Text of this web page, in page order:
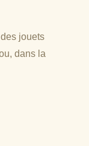
jouets
dans la